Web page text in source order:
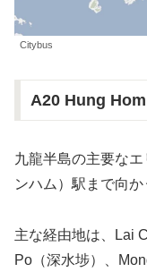
Citybus
A20 Hung
九龍半島の主要な
ンハム）駅まで向
主な経由地は、Lai
Po（深水埗）、